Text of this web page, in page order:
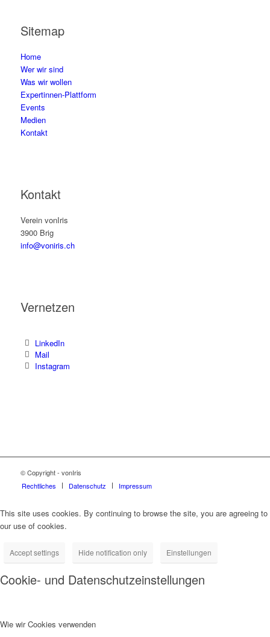
Sitemap
Home
Wer wir sind
Was wir wollen
Expertinnen-Plattform
Events
Medien
Kontakt
Kontakt
Verein vonIris
3900 Brig
info@voniris.ch
Vernetzen
LinkedIn
Mail
Instagram
© Copyright - vonIris
Rechtliches
Datenschutz Impressum
This site uses cookies. By continuing to browse the site, you are agreeing to
our use of cookies.
Accept settings Hide notification only Einstellungen
Cookie- und Datenschutzeinstellungen
Wie wir Cookies verwenden